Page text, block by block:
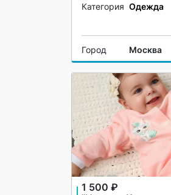
Категория Одежда
Город Москва
1 500 ₽